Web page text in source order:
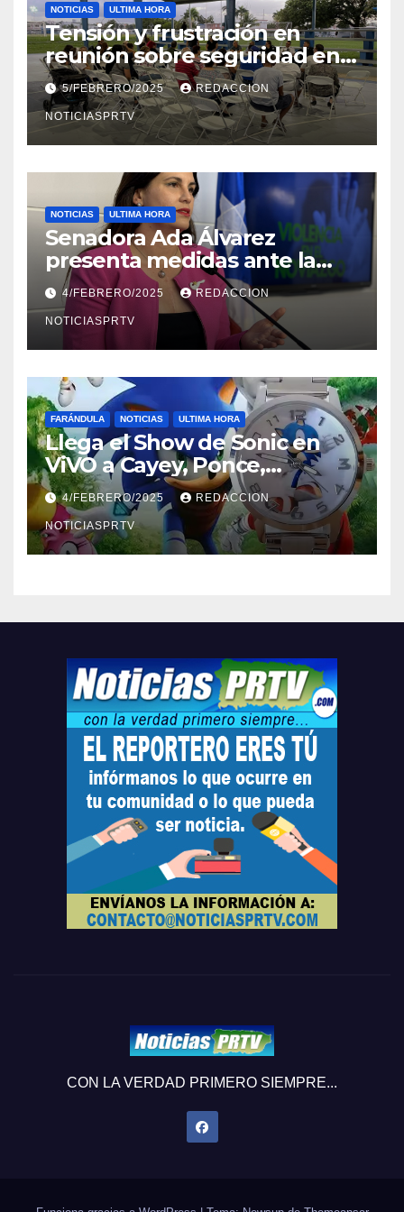
NOTICIAS ULTIMA HORA
Tensión y frustración en
reunión sobre seguridad en
Reparto Metropolitano
5/FEBRERO/2025 REDACCION
NOTICIASPRTV
NOTICIAS ULTIMA HORA
Senadora Ada Álvarez
presenta medidas ante la
violencia en el noviazgo
4/FEBRERO/2025 REDACCION
NOTICIASPRTV
FARÁNDULA NOTICIAS ULTIMA HORA
Llega el Show de Sonic en
ViVO a Cayey, Ponce,
Barceloneta y Humacao,
Relojes gratis para el que
compre ahora….
4/FEBRERO/2025 REDACCION
NOTICIASPRTV
CON LA VERDAD PRIMERO SIEMPRE...